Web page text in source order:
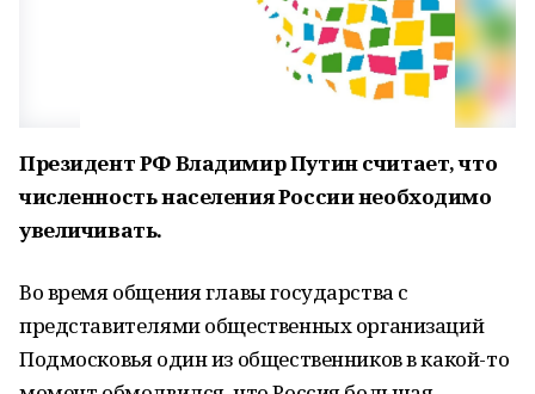
Президент РФ Владимир Путин считает, что
численность населения России необходимо
увеличивать.
Во время общения главы государства с
представителями общественных организаций
Подмосковья один из общественников в какой-то